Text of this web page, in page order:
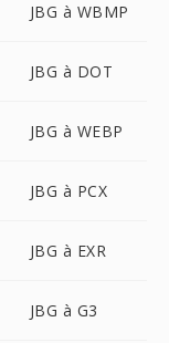
JBG à WBMP
JBG à DOT
JBG à WEBP
JBG à PCX
JBG à EXR
JBG à G3